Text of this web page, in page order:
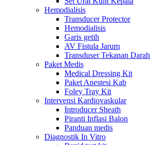
Hemodialisis
Transducer Protector
Hemodialisis
Garis getih
AV Fistula Jarum
Transduser Tekanan Darah
Paket Medis
Medical Dressing Kit
Paket Anestesi Kab
Foley Tray Kit
Intervensi Kardiovaskular
Introducer Sheath
Piranti Inflasi Balon
Panduan medis
Diagnostik In Vitro